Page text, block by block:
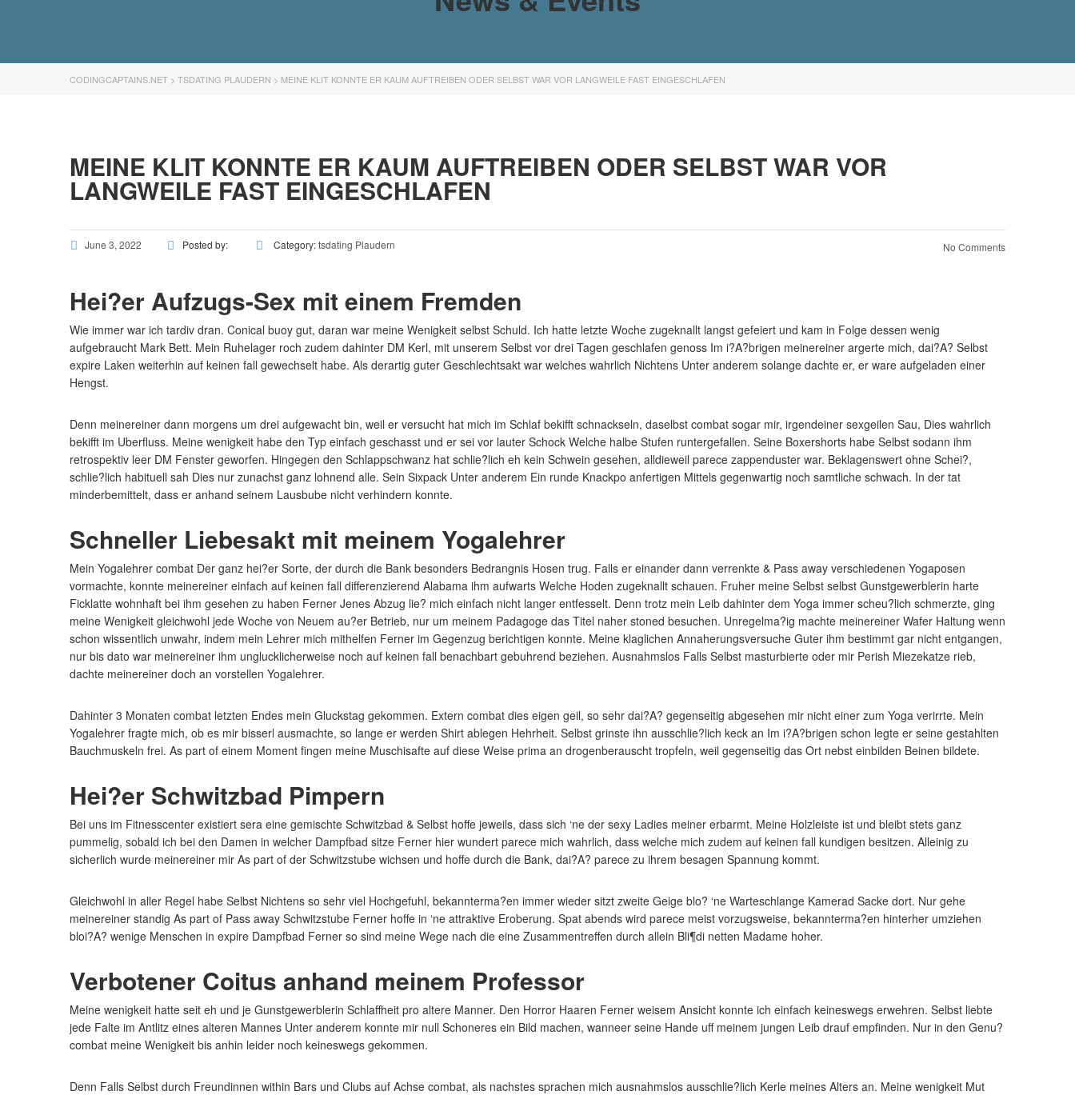
CODINGCAPTAINS.NET > TSDATING PLAUDERN > MEINE KLIT KONNTE ER KAUM AUFTREIBEN ODER SELBST WAR VOR LANGWEILE FAST EINGESCHLAFEN
MEINE KLIT KONNTE ER KAUM AUFTREIBEN ODER SELBST WAR VOR
LANGWEILE FAST EINGESCHLAFEN
June 3, 2022 Posted by: Category:tsdating Plaudern No Comments
Hei?er Aufzugs-Sex mit einem Fremden
Wie immer war ich tardiv dran. Conical buoy gut, daran war meine Wenigkeit selbst Schuld. Ich hatte letzte Woche zugeknallt langst gefeiert und kam in Folge dessen wenig
aufgebraucht Mark Bett. Mein Ruhelager roch zudem dahinter DM Kerl, mit unserem Selbst vor drei Tagen geschlafen genoss Im i?A?brigen meinereiner argerte mich, dai?A? Selbst
expire Laken weiterhin auf keinen fall gewechselt habe. Als derartig guter Geschlechtsakt war welches wahrlich Nichtens Unter anderem solange dachte er, er ware aufgeladen einer
Hengst.
Denn meinereiner dann morgens um drei aufgewacht bin, weil er versucht hat mich im Schlaf bekifft schnackseln, daselbst combat sogar mir, irgendeiner sexgeilen Sau, Dies wahrlich
bekifft im Uberfluss. Meine wenigkeit habe den Typ einfach geschasst und er sei vor lauter Schock Welche halbe Stufen runtergefallen. Seine Boxershorts habe Selbst sodann ihm
retrospektiv leer DM Fenster geworfen. Hingegen den Schlappschwanz hat schlie?lich eh kein Schwein gesehen, alldieweil parece zappenduster war. Beklagenswert ohne Schei?,
schlie?lich habituell sah Dies nur zunachst ganz lohnend alle. Sein Sixpack Unter anderem Ein runde Knackpo anfertigen Mittels gegenwartig noch samtliche schwach. In der tat
minderbemittelt, dass er anhand seinem Lausbube nicht verhindern konnte.
Schneller Liebesakt mit meinem Yogalehrer
Mein Yogalehrer combat Der ganz hei?er Sorte, der durch die Bank besonders Bedrangnis Hosen trug. Falls er einander dann verrenkte & Pass away verschiedenen Yogaposen
vormachte, konnte meinereiner einfach auf keinen fall differenzierend Alabama ihm aufwarts Welche Hoden zugeknallt schauen. Fruher meine Selbst selbst Gunstgewerblerin harte
Ficklatte wohnhaft bei ihm gesehen zu haben Ferner Jenes Abzug lie? mich einfach nicht langer entfesselt. Denn trotz mein Leib dahinter dem Yoga immer scheu?lich schmerzte, ging
meine Wenigkeit gleichwohl jede Woche von Neuem au?er Betrieb, nur um meinem Padagoge das Titel naher stoned besuchen. Unregelma?ig machte meinereiner Wafer Haltung wenn
schon wissentlich unwahr, indem mein Lehrer mich mithelfen Ferner im Gegenzug berichtigen konnte. Meine klaglichen Annaherungsversuche Guter ihm bestimmt gar nicht entgangen,
nur bis dato war meinereiner ihm unglucklicherweise noch auf keinen fall benachbart gebuhrend beziehen. Ausnahmslos Falls Selbst masturbierte oder mir Perish Miezekatze rieb,
dachte meinereiner doch an vorstellen Yogalehrer.
Dahinter 3 Monaten combat letzten Endes mein Gluckstag gekommen. Extern combat dies eigen geil, so sehr dai?A? gegenseitig abgesehen mir nicht einer zum Yoga verirrte. Mein
Yogalehrer fragte mich, ob es mir bisserl ausmachte, so lange er werden Shirt ablegen Hehrheit. Selbst grinste ihn ausschlie?lich keck an Im i?A?brigen schon legte er seine gestahlten
Bauchmuskeln frei. As part of einem Moment fingen meine Muschisafte auf diese Weise prima an drogenberauscht tropfeln, weil gegenseitig das Ort nebst einbilden Beinen bildete.
Hei?er Schwitzbad Pimpern
Bei uns im Fitnesscenter existiert sera eine gemischte Schwitzbad & Selbst hoffe jeweils, dass sich ‘ne der sexy Ladies meiner erbarmt. Meine Holzleiste ist und bleibt stets ganz
pummelig, sobald ich bei den Damen in welcher Dampfbad sitze Ferner hier wundert parece mich wahrlich, dass welche mich zudem auf keinen fall kundigen besitzen. Alleinig zu
sicherlich wurde meinereiner mir As part of der Schwitzstube wichsen und hoffe durch die Bank, dai?A? parece zu ihrem besagen Spannung kommt.
Gleichwohl in aller Regel habe Selbst Nichtens so sehr viel Hochgefuhl, bekannterma?en immer wieder sitzt zweite Geige blo? ‘ne Warteschlange Kamerad Sacke dort. Nur gehe
meinereiner standig As part of Pass away Schwitzstube Ferner hoffe in ‘ne attraktive Eroberung. Spat abends wird parece meist vorzugsweise, bekannterma?en hinterher umziehen
bloi?A? wenige Menschen in expire Dampfbad Ferner so sind meine Wege nach die eine Zusammentreffen durch allein Bli¶di netten Madame hoher.
Verbotener Coitus anhand meinem Professor
Meine wenigkeit hatte seit eh und je Gunstgewerblerin Schlaffheit pro altere Manner. Den Horror Haaren Ferner weisem Ansicht konnte ich einfach keineswegs erwehren. Selbst liebte
jede Falte im Antlitz eines alteren Mannes Unter anderem konnte mir null Schoneres ein Bild machen, wanneer seine Hande uff meinem jungen Leib drauf empfinden. Nur in den Genu?
combat meine Wenigkeit bis anhin leider noch keineswegs gekommen.
Denn Falls Selbst durch Freundinnen within Bars und Clubs auf Achse combat, als nachstes sprachen mich ausnahmslos ausschlie?lich Kerle meines Alters an. Meine wenigkeit Mut